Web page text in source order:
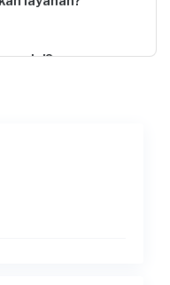
ini?
+ Rp1.407 (biaya